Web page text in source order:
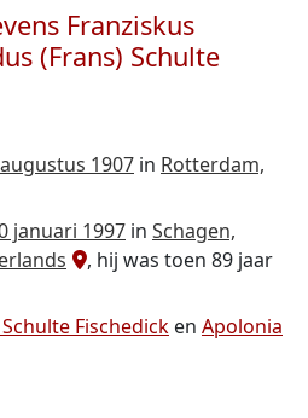
Franziskus
(Frans) Schulte
1907 in Rotterdam,
januari 1997 in Schagen,
, hij was toen 89 jaar
Fischedick en Apolonia